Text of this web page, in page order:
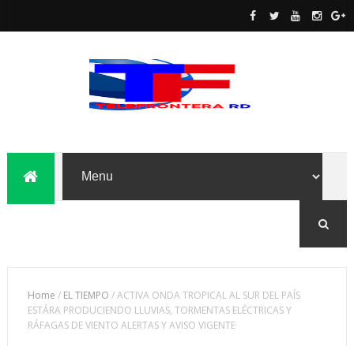
Home / EL TIEMPO /ACTIVA ONDA TROPICAL AL SUR DEL PAÍS
ESTÁRA PRODUCIENDO LLUVIAS, TORMENTAS ELÉCTRICAS Y
RÁFAGAS DE VIENTO ALERTAS Y AVISO VIGENTE